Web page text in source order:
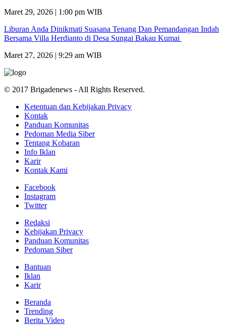
Maret 29, 2026 | 1:00 pm WIB
Liburan Anda Dinikmati Suasana Tenang Dan Pemandangan Indah
Bersama Villa Herdianto di Desa Sungai Bakau Kumai
Maret 27, 2026 | 9:29 am WIB
© 2017 Brigadenews - All Rights Reserved.
Ketentuan dan Kebijakan Privacy
Kontak
Panduan Komunitas
Pedoman Media Siber
Tentang Kobaran
Info Iklan
Karir
Kontak Kami
Facebook
Instagram
Twitter
Redaksi
Kebijakan Privacy
Panduan Komunitas
Pedoman Siber
Bantuan
Iklan
Karir
Beranda
Trending
Berita Video